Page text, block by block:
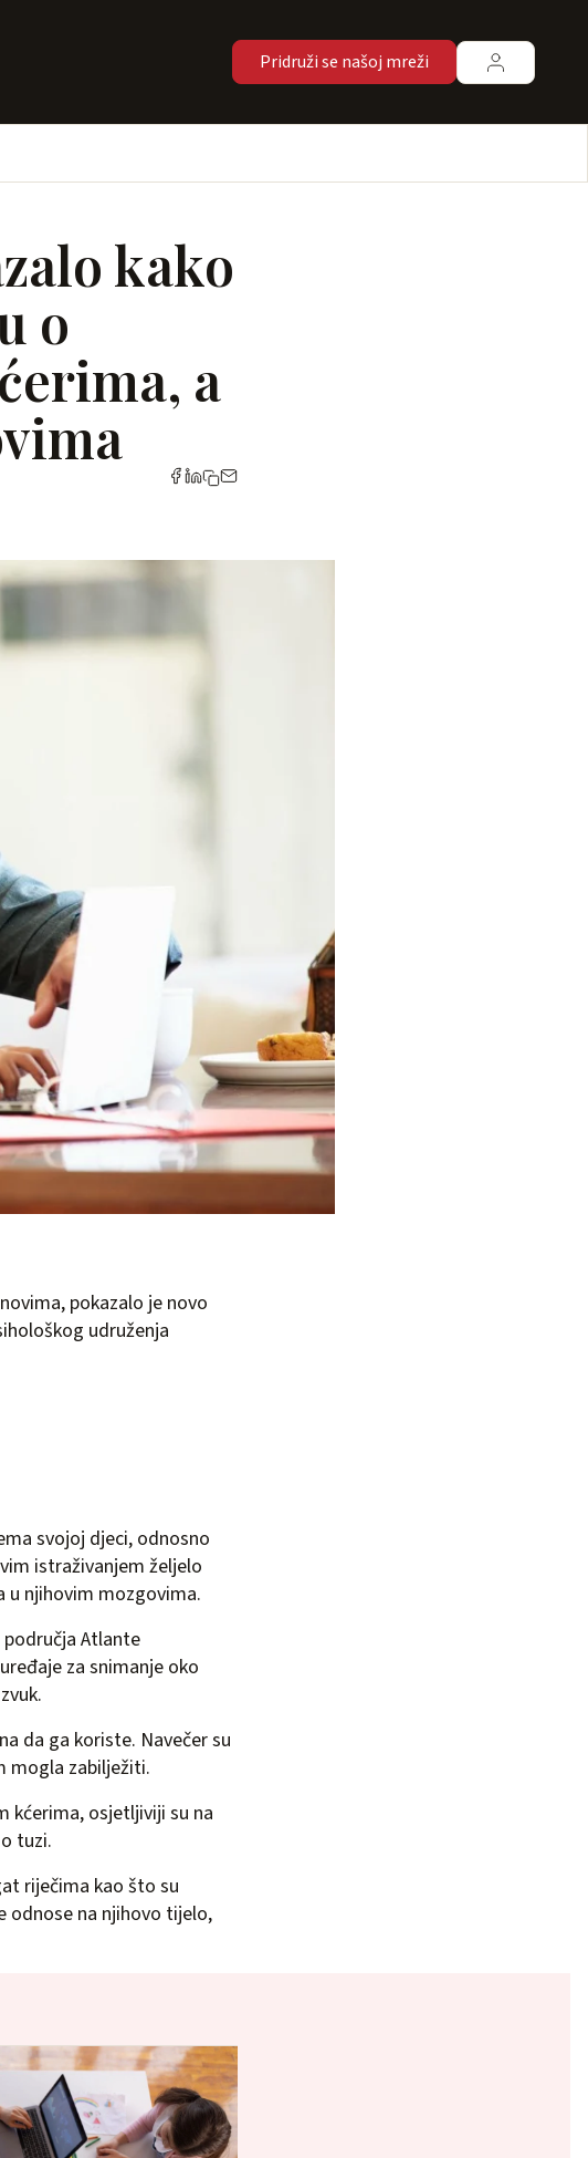
Pridruži se našoj mreži
kako
o
a
pokazalo je novo
udruženja
svojoj djeci, odnosno
istraživanjem željelo
u njihovim mozgovima.
područja Atlante
za snimanje oko
da ga koriste. Navečer su
mogla zabilježiti.
kćerima, osjetljiviji su na
tuzi.
riječima kao što su
odnose na njihovo tijelo,